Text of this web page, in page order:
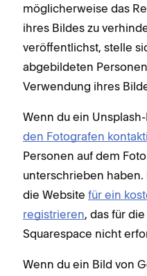
möglicherweise das
ihres Bildes zu
veröffentlichst, stelle
abgebildeten
Verwendung ihres
Wenn du ein
den Fotografen
Personen auf dem
unterschrieben haben.
die Website für ein
registrieren, das für
Squarespace nicht
Wenn du ein Bild von